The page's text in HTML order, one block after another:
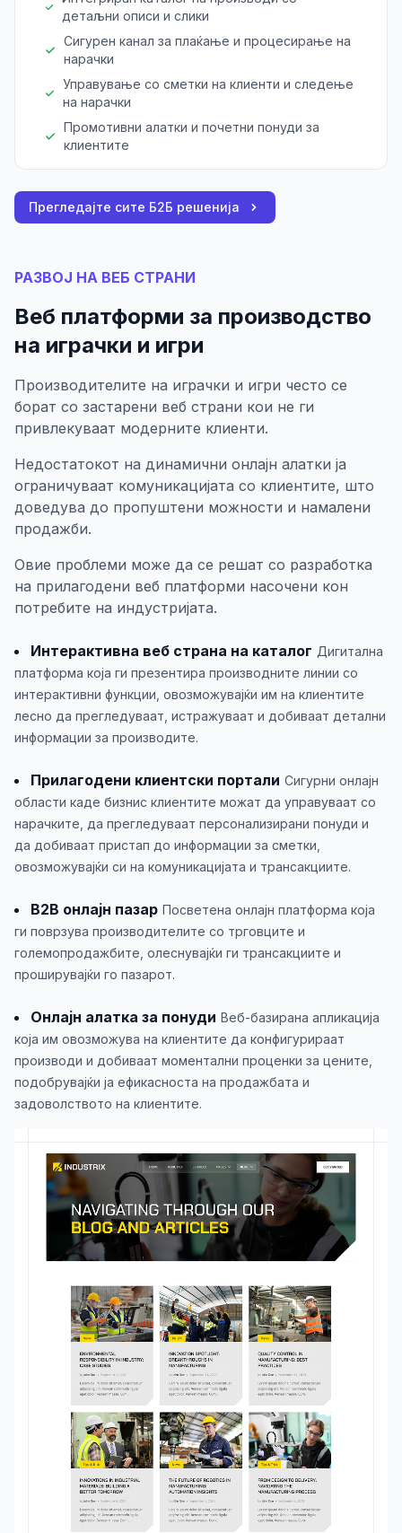
детаљни описи и слики
Сигурен канал за плаќање и процесирање на
нарачки
Управување со сметки на клиенти и следење
на нарачки
Промотивни алатки и почетни понуди за
клиентите
Прегледајте сите Б2Б решенија
РАЗВОЈ НА ВЕБ СТРАНИ
Веб платформи за производство
на играчки и игри
Производителите на играчки и игри често се
борат со застарени веб страни кои не ги
привлекуваат модерните клиенти.
Недостатокот на динамични онлајн алатки ја
ограничуваат комуникацијата со клиентите, што
доведува до пропуштени можности и намалени
продажби.
Овие проблеми може да се решат со разработка
на прилагодени веб платформи насочени кон
потребите на индустријата.
Интерактивна веб страна на каталог Дигитална
платформа која ги презентира производните линии со
интерактивни функции, овозможувајќи им на клиентите
лесно да прегледуваат, истражуваат и добиваат детални
информации за производите.
Прилагодени клиентски портали Сигурни онлајн
области каде бизнис клиентите можат да управуваат со
нарачките, да прегледуваат персонализирани понуди и
да добиваат пристап до информации за сметки,
овозможувајќи си на комуникацијата и трансакциите.
B2B онлајн пазар Посветена онлајн платформа која
ги поврзува производителите со трговците и
големопродажбите, олеснувајќи ги трансакциите и
проширувајќи го пазарот.
Онлајн алатка за понуди Веб-базирана апликација
која им овозможува на клиентите да конфигурираат
производи и добиваат моментални проценки за цените,
подобрувајќи ја ефикасноста на продажбата и
задоволството на клиентите.